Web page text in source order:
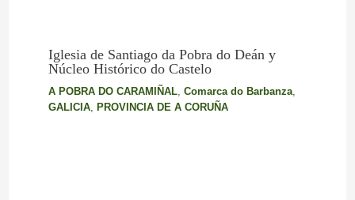
Iglesia de Santiago da Pobra do Deán y
Núcleo Histórico do Castelo
A POBRA DO CARAMIÑAL, Comarca do Barbanza,
GALICIA, PROVINCIA DE A CORUÑA